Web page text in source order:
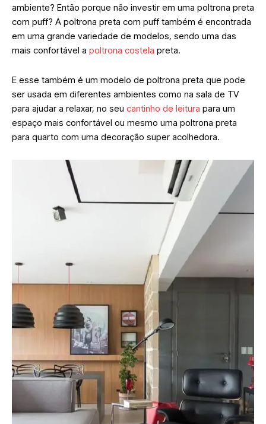
ambiente? Então porque não investir em uma poltrona preta
com puff? A poltrona preta com puff também é encontrada
em uma grande variedade de modelos, sendo uma das
mais confortável a poltrona costela preta.
E esse também é um modelo de poltrona preta que pode
ser usada em diferentes ambientes como na sala de TV
para ajudar a relaxar, no seu cantinho de leitura para um
espaço mais confortável ou mesmo uma poltrona preta
para quarto com uma decoração super acolhedora.